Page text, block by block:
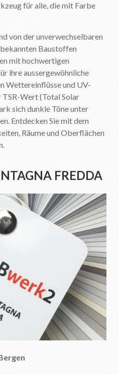
für alle, die mit Farbe
von der unverwechselbaren
Baustoffen
mit hochwertigen
ihre aussergewöhnliche
Wettereinflüsse und UV-
TSR-Wert (Total Solar
sich dunkle Töne unter
Entdecken Sie mit dem
Räume und Oberflächen
FREDDA